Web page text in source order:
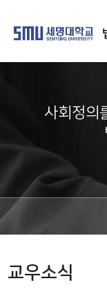
사회정의
교우소식